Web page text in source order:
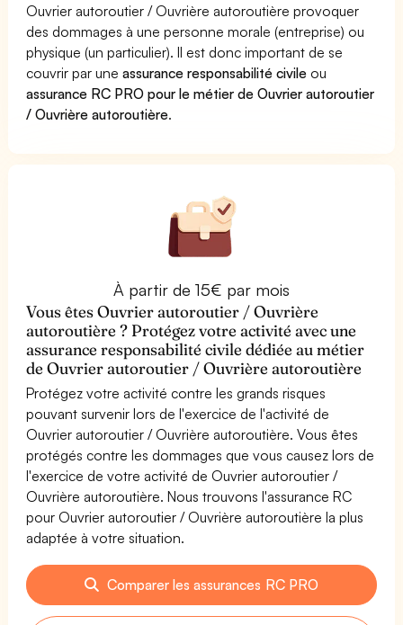
Ouvrier autoroutier / Ouvrière autoroutière provoquer
des dommages à une personne morale (entreprise) ou
physique (un particulier). Il est donc important de se
couvrir par uneassurance responsabilité civile ou
assurance RC PRO pour le métier de Ouvrier autoroutier
/ Ouvrière autoroutière.
À partir de 15€ par mois
Vous êtes Ouvrier autoroutier / Ouvrière
autoroutière ? Protégez votre activité avec une
assurance responsabilité civile dédiée au métier
de Ouvrier autoroutier / Ouvrière autoroutière
Protégez votre activité contre les grands risques
pouvant survenir lors de l'exercice de l'activité de
Ouvrier autoroutier / Ouvrière autoroutière. Vous êtes
protégés contre les dommages que vous causez lors de
l'exercice de votre activité de Ouvrier autoroutier /
Ouvrière autoroutière. Nous trouvons l'assurance RC
pour Ouvrier autoroutier / Ouvrière autoroutière la plus
adaptée à votre situation.
Comparer les assurances RC PRO